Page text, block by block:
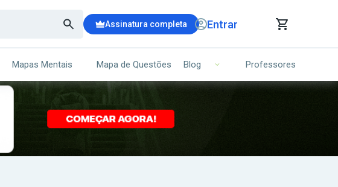
Assinatura completa Entrar
CARRINHO DE COMPRAS
ITENS (00)
Ops!
Seu carrinho ainda está vazio.
Mapas Mentais Mapa de Questões Blog Professores